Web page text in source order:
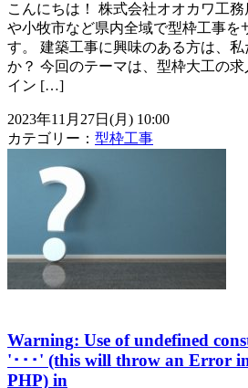
こんにちは！ 株式会社オオカワ工
や小牧市など県内全域で型枠工事を
す。 建築工事に興味のある方は、
か？ 今回のテーマは、型枠大工の
イン […]
2023年11月27日(月) 10:00
カテゴリー： 型枠工事
Warning: Use of undefined
'･･･' (this will throw an Error
PHP) in